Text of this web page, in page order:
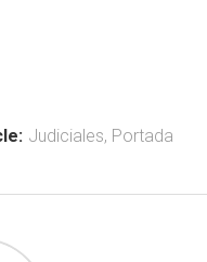
tir
Judiciales, Portada